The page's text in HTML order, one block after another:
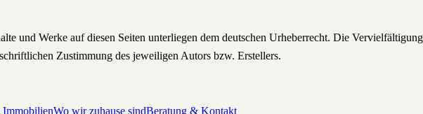
und Werke auf diesen Seiten unterliegen dem deutschen Urheberrecht. Die
Zustimmung des jeweiligen Autors bzw. Erstellers.
Wo wir zuhause sindBeratung & Kontakt